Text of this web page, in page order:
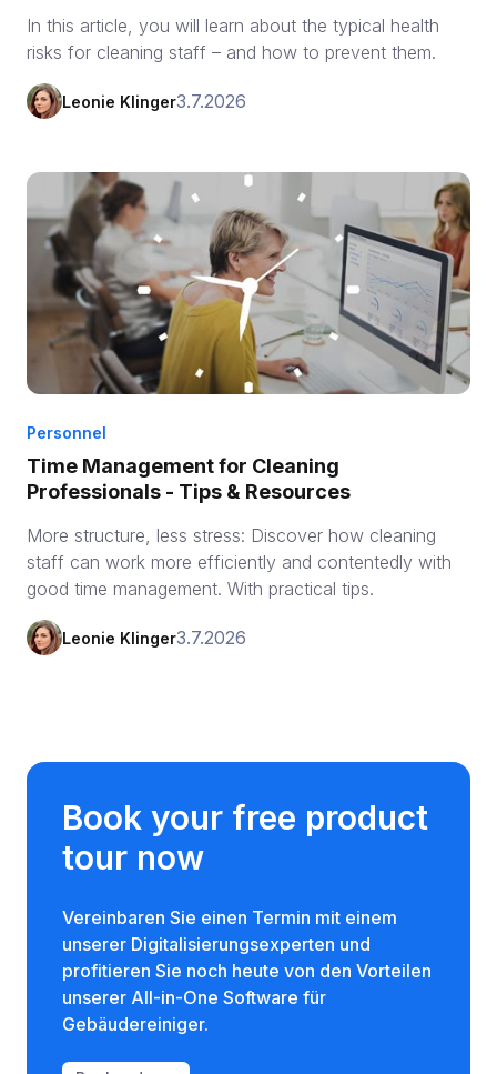
In this article, you will learn about the typical health
risks for cleaning staff – and how to prevent them.
Leonie Klinger3.7.2026
Personnel
Time Management for Cleaning
Professionals - Tips & Resources
More structure, less stress: Discover how cleaning
staff can work more efficiently and contentedly with
good time management. With practical tips.
Leonie Klinger3.7.2026
Book your free product
tour now
Vereinbaren Sie einen Termin mit einem
unserer Digitalisierungsexperten und
profitieren Sie noch heute von den Vorteilen
unserer All-in-One Software für
Gebäudereiniger.